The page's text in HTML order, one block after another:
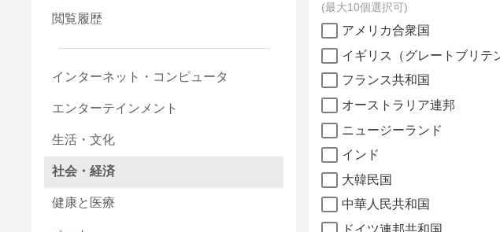
最大10個選択可
アメリカ合衆国
イギリス（グレートブリテ
フランス共和国
オーストラリア連邦
ニュージーランド
インド
大韓民国
中華人民共和国
ドイツ連邦共和国
閲覧履歴
インターネット・コンピュータ
エンターテインメント
生活・文化
社会・経済
健康と医療